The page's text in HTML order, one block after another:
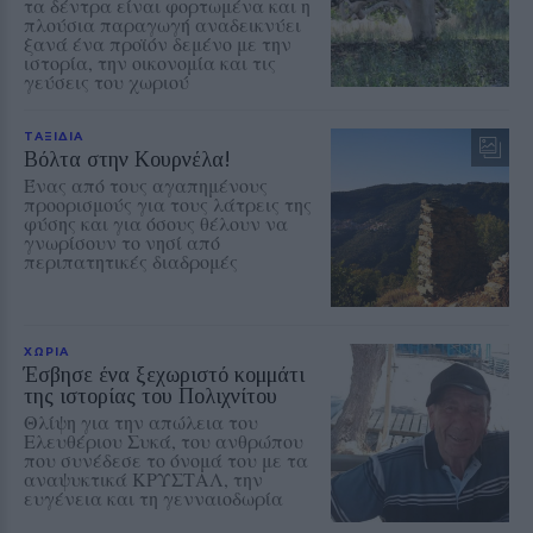
τα δέντρα είναι φορτωμένα και η
πλούσια παραγωγή αναδεικνύει
ξανά ένα προϊόν δεμένο με την
ιστορία, την οικονομία και τις
γεύσεις του χωριού
ΤΑΞΙΔΙΑ
Βόλτα στην Κουρνέλα!
Ένας από τους αγαπημένους
προορισμούς για τους λάτρεις της
φύσης και για όσους θέλουν να
γνωρίσουν το νησί από
περιπατητικές διαδρομές
ΧΩΡΙΑ
Έσβησε ένα ξεχωριστό κομμάτι
της ιστορίας του Πολιχνίτου
Θλίψη για την απώλεια του
Ελευθέριου Συκά, του ανθρώπου
που συνέδεσε το όνομά του με τα
αναψυκτικά ΚΡΥΣΤΑΛ, την
ευγένεια και τη γενναιοδωρία